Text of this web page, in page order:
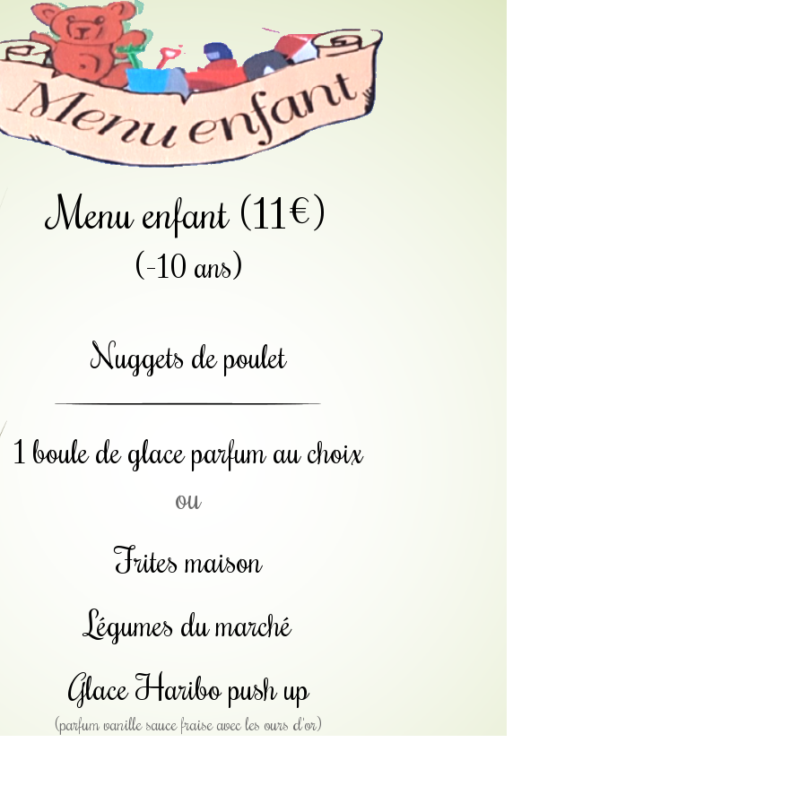
Menu enfant(11€)
(-10 ans)
Nuggets de poulet
1 boule de glace parfum au choix
ou
Frites maison
Légumes du marché
Glace Haribo push up
(parfum vanille sauce fraise avec les ours d'or)